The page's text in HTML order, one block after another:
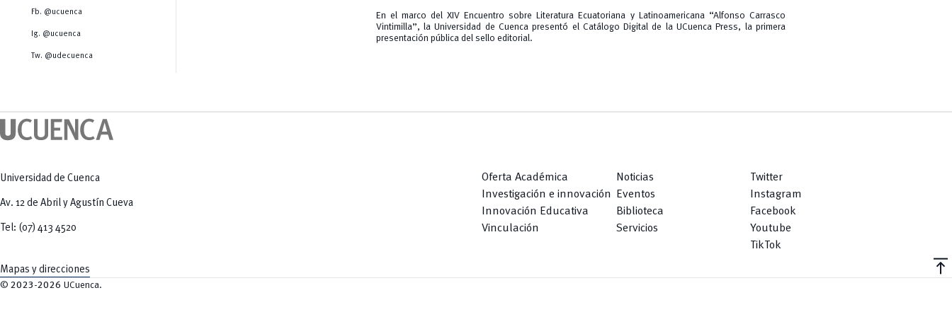
Tecnologías
Radio Universitaria
Sostenibilidad
Fb. @ucuenca
Ig. @ucuenca
Tw. @udecuenca
En el marco del XIV Encuentro sobre Literatura Ecuatoriana y Latinoamericana “Alfonso Carrasco
Vintimilla”, la Universidad de Cuenca presentó el Catálogo Digital de la UCuenca Press, la primera
presentación pública del sello editorial.
Universidad de Cuenca
Av. 12 de Abril y Agustín Cueva
Tel: (07) 413 4520
Mapas y direcciones
Oferta Académica
Investigación e innovación
Innovación Educativa
Vinculación
Noticias
Eventos
Biblioteca
Servicios
Twitter
Instagram
Facebook
Youtube
TikTok
vertical_align_top
© 2023-2026 UCuenca.